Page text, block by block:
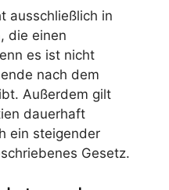
ausschließlich in
die einen
es ist nicht
nach dem
Außerdem gilt
dauerhaft
ein steigender
Gesetz.